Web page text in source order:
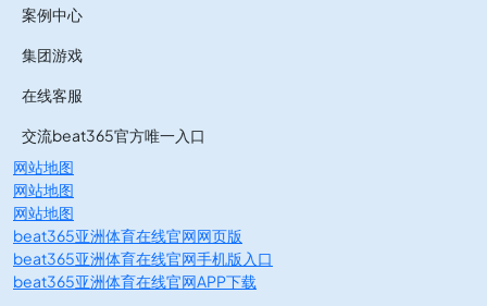
案例中心
集团游戏
在线客服
交流beat365官方唯一入口
网站地图
网站地图
网站地图
beat365亚洲体育在线官网网页版
beat365亚洲体育在线官网手机版入口
beat365亚洲体育在线官网APP下载